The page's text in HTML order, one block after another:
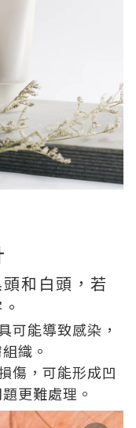
和白頭，若
可能導致感染，
織。
傷，可能形成凹
更難處理。